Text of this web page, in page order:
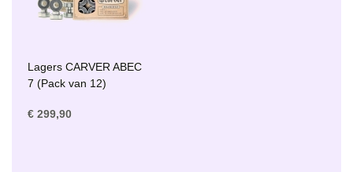
Lagers CARVER ABEC
7 (Pack van 12)
€ 299,90